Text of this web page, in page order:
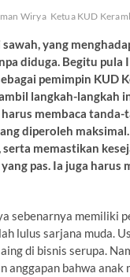
Wirya Ketua KUD
yang
diduga. Begitu
pemimpin KUD
langkah-langkah
membaca
diperoleh
serta memastikan
pas. Ia juga
sebenarnya memiliki
lulus sarjana muda.
di bisnis serupa.
anggapan bahwa